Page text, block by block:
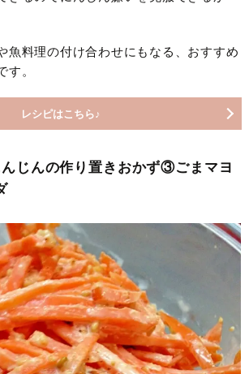
魚料理の付け合わせにもなる、おすすめ
す。
レシピはこちら♪
んじんの作り置きおかず③ごまマヨ